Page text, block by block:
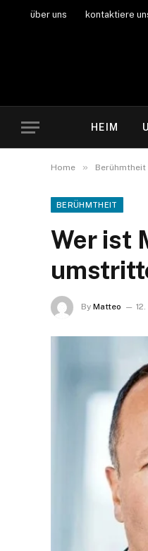
über uns kontaktiere
HEIM
Home » Berühmtheit
BERÜHMTHEIT
Wer ist
By Matteo